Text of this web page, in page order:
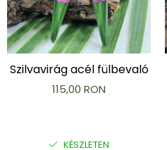
Szilvavirág acél fülbevaló
115,00 RON
KÉSZLETEN